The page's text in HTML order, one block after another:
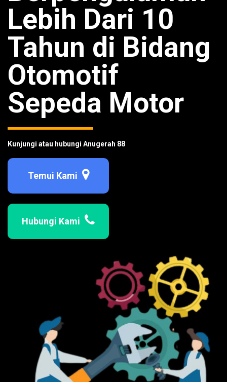
Lebih Dari 10
Tahun di Bidang
Otomotif
Sepeda Motor
Kunjungi atau hubungi Anugerah 88
Temui Kami
Hubungi Kami